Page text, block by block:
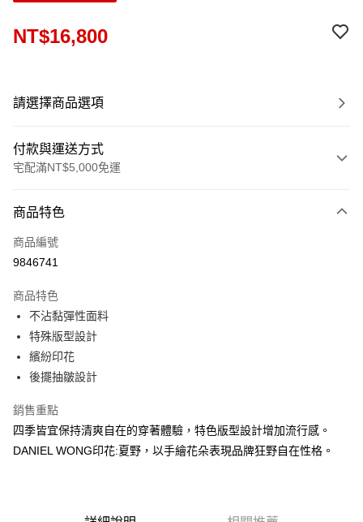
NT$16,800
請選擇商品選項
付款與運送方式
宅配滿NT$5,000免運
信用卡一次付款
LINE Pay
ATM付款
運送方式
宅配
宅配(外島)
每筆NT$120，滿NT$5,000(含以上)免運費
商品特色
商品編號
9846741
商品特色
不沾黏彈性面料
特殊版型設計
繽紛印花
後擺抽皺設計
銷售重點
四季皆宜保持清爽自在的穿著體驗，特色版型設計增加流行感。
DANIEL WONG印花:夏野，以手繪花朵表現品牌狂野自在性格。